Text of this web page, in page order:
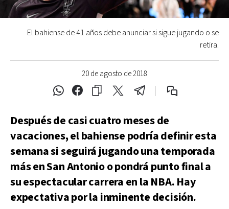
20 de agosto de 2018
El bahiense de 41 años debe anunciar si sigue jugando o se
retira.
Después de casi cuatro meses de
vacaciones, el bahiense podría definir esta
semana si seguirá jugando una temporada
más en San Antonio o pondrá punto final a
su espectacular carrera en la NBA. Hay
expectativa por la inminente decisión.